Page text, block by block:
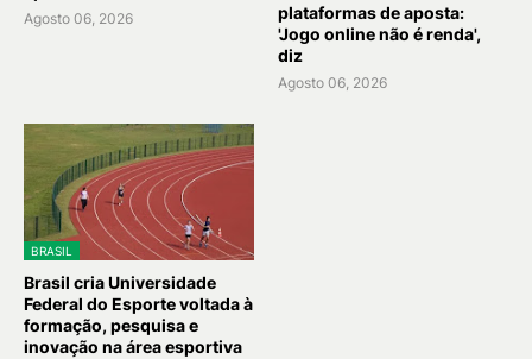
Agosto 06, 2026
plataformas de aposta:
'Jogo online não é renda',
diz
Agosto 06, 2026
BRASIL
Brasil cria Universidade
Federal do Esporte voltada à
formação, pesquisa e
inovação na área esportiva